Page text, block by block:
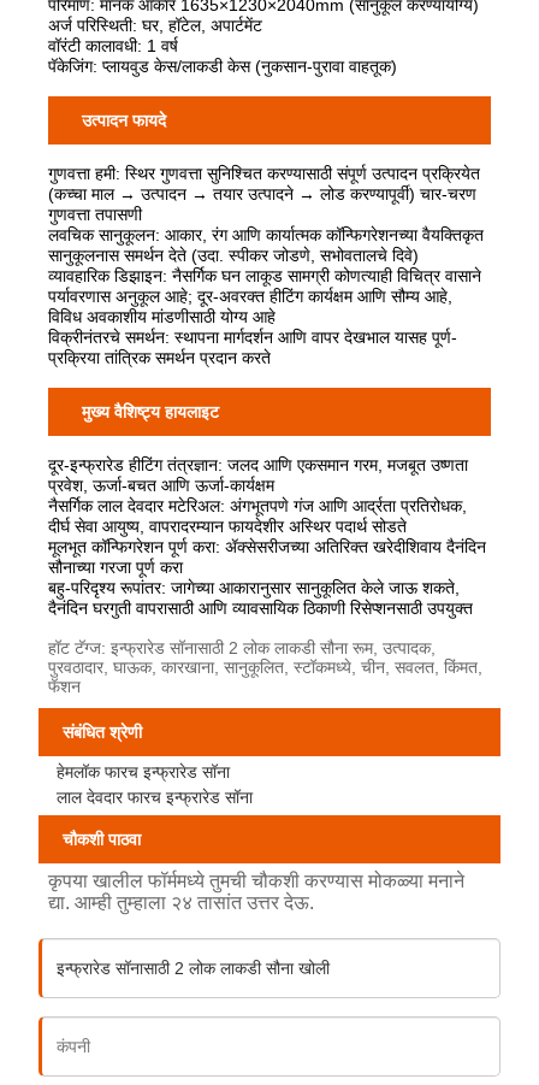
परिमाण: मानक आकार 1635×1230×2040mm (सानुकूल करण्यायोग्य)
अर्ज परिस्थिती: घर, हॉटेल, अपार्टमेंट
वॉरंटी कालावधी: 1 वर्ष
पॅकेजिंग: प्लायवुड केस/लाकडी केस (नुकसान-पुरावा वाहतूक)
उत्पादन फायदे
गुणवत्ता हमी: स्थिर गुणवत्ता सुनिश्चित करण्यासाठी संपूर्ण उत्पादन प्रक्रियेत
(कच्चा माल → उत्पादन → तयार उत्पादने → लोड करण्यापूर्वी) चार-चरण
गुणवत्ता तपासणी
लवचिक सानुकूलन: आकार, रंग आणि कार्यात्मक कॉन्फिगरेशनच्या वैयक्तिकृत
सानुकूलनास समर्थन देते (उदा. स्पीकर जोडणे, सभोवतालचे दिवे)
व्यावहारिक डिझाइन: नैसर्गिक घन लाकूड सामग्री कोणत्याही विचित्र वासाने
पर्यावरणास अनुकूल आहे; दूर-अवरक्त हीटिंग कार्यक्षम आणि सौम्य आहे,
विविध अवकाशीय मांडणीसाठी योग्य आहे
विक्रीनंतरचे समर्थन: स्थापना मार्गदर्शन आणि वापर देखभाल यासह पूर्ण-
प्रक्रिया तांत्रिक समर्थन प्रदान करते
मुख्य वैशिष्ट्य हायलाइट
दूर-इन्फ्रारेड हीटिंग तंत्रज्ञान: जलद आणि एकसमान गरम, मजबूत उष्णता
प्रवेश, ऊर्जा-बचत आणि ऊर्जा-कार्यक्षम
नैसर्गिक लाल देवदार मटेरिअल: अंगभूतपणे गंज आणि आर्द्रता प्रतिरोधक,
दीर्घ सेवा आयुष्य, वापरादरम्यान फायदेशीर अस्थिर पदार्थ सोडते
मूलभूत कॉन्फिगरेशन पूर्ण करा: ॲक्सेसरीजच्या अतिरिक्त खरेदीशिवाय दैनंदिन
सौनाच्या गरजा पूर्ण करा
बहु-परिदृश्य रूपांतर: जागेच्या आकारानुसार सानुकूलित केले जाऊ शकते,
दैनंदिन घरगुती वापरासाठी आणि व्यावसायिक ठिकाणी रिसेप्शनसाठी उपयुक्त
हॉट टॅग्ज: इन्फ्रारेड सॉनासाठी 2 लोक लाकडी सौना रूम, उत्पादक,
पुरवठादार, घाऊक, कारखाना, सानुकूलित, स्टॉकमध्ये, चीन, सवलत, किंमत,
फॅशन
संबंधित श्रेणी
हेमलॉक फारच इन्फ्रारेड सॉना
लाल देवदार फारच इन्फ्रारेड सॉना
चौकशी पाठवा
कृपया खालील फॉर्ममध्ये तुमची चौकशी करण्यास मोकळ्या मनाने
द्या. आम्ही तुम्हाला २४ तासांत उत्तर देऊ.